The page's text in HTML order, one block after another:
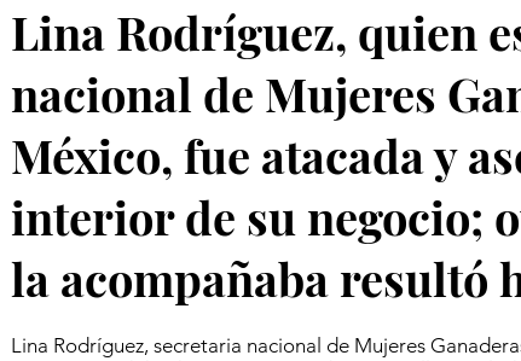
Lina Rodríguez, quien
nacional de Mujeres
México, fue atacada y
interior de su negocio;
la acompañaba resultó
Lina Rodríguez, secretaria nacional de Mujeres